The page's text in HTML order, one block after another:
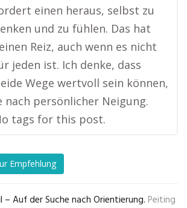
einen heraus, selbst zu
und zu fühlen. Das hat
Reiz, auch wenn es nicht
jeden ist. Ich denke, dass
Wege wertvoll sein können,
nach persönlicher Neigung.
tags for this post.
Empfehlung
– Auf der Suche nach Orientierung. Peiting